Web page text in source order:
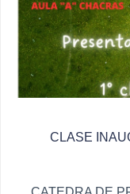
CLASE